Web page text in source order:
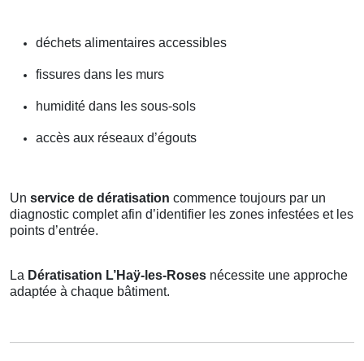
déchets alimentaires accessibles
fissures dans les murs
humidité dans les sous-sols
accès aux réseaux d’égouts
Un service de dératisation commence toujours par un
diagnostic complet afin d’identifier les zones infestées et les
points d’entrée.
La Dératisation L’Haÿ-les-Roses nécessite une approche
adaptée à chaque bâtiment.